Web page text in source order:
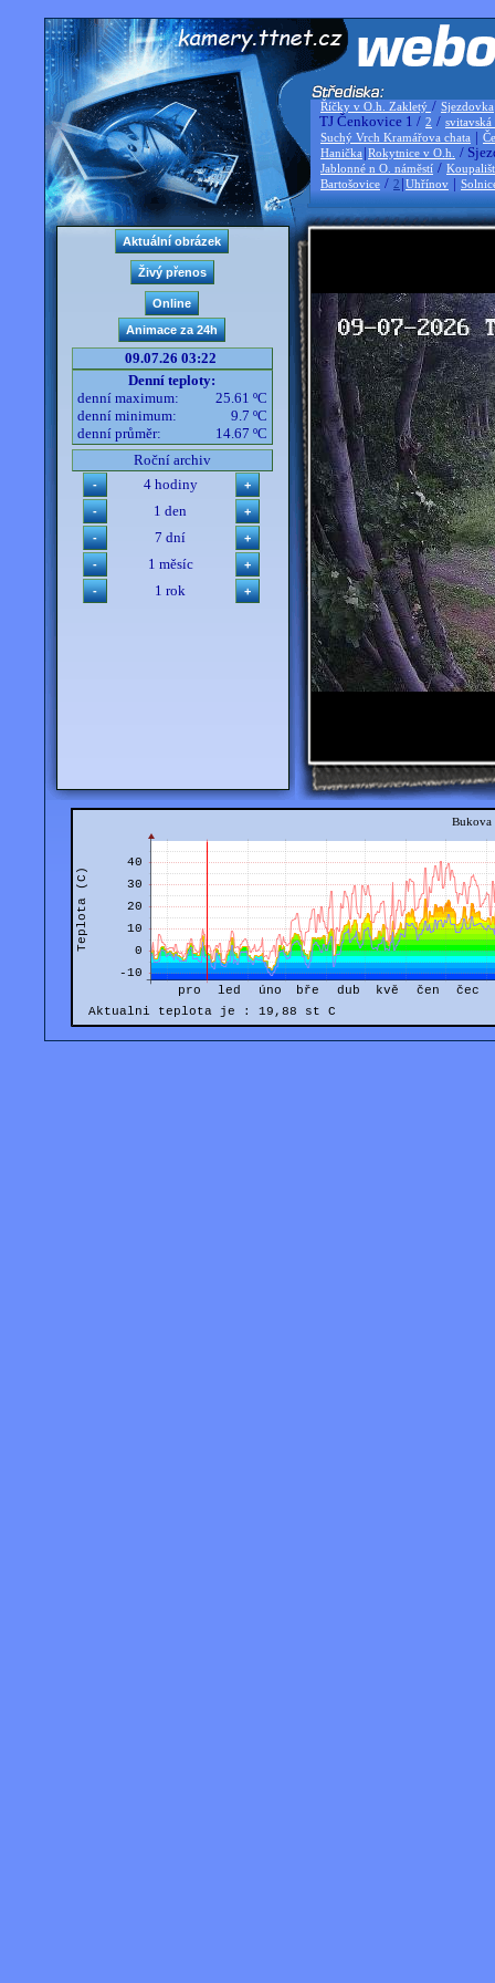
Říčky v O.h. Zakletý / Sjezdovka
TJ Čenkovice 1 / 2 / svitavská
Suchý Vrch Kramářova chata |
Hanička |Rokytnice v O.h. /
Jablonné n O. náměstí /
Bartošovice / 2 |Uhřínov |
09.07.26 03:22
Denní teploty:
denní maximum:
25.61 ºC
denní minimum:
9.7 ºC
denní průměr:
14.67 ºC
Roční archiv
4 hodiny
1 den
7 dní
1 měsíc
1 rok